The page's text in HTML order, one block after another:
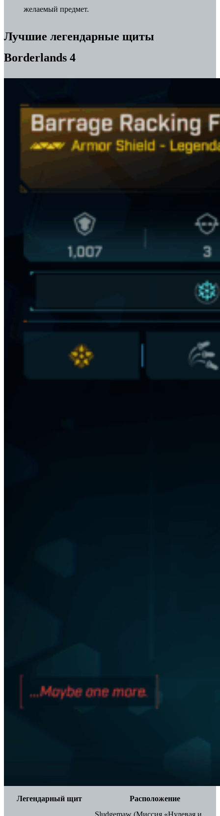
желаемый предмет.
Лучшие легендарные щиты
Borderlands 4
Легендарный щит Расположение
Sludgemaw (Миссия «Нулевая и